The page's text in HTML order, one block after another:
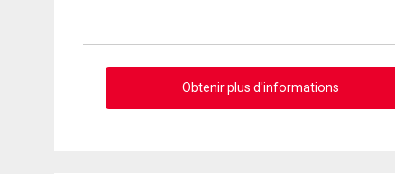
Obtenir plus d'informations